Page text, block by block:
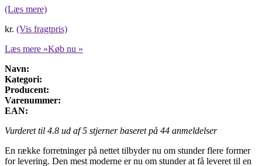
(Læs mere)
kr. (Vis fragtpris)
Læs mere »Køb nu »
Navn:
Kategori:
Producent:
Varenummer:
EAN:
Vurderet til 4.8 ud af 5 stjerner baseret på 44 anmeldelser
En række forretninger på nettet tilbyder nu om stunder flere former
for levering. Den mest moderne er nu om stunder at få leveret til en